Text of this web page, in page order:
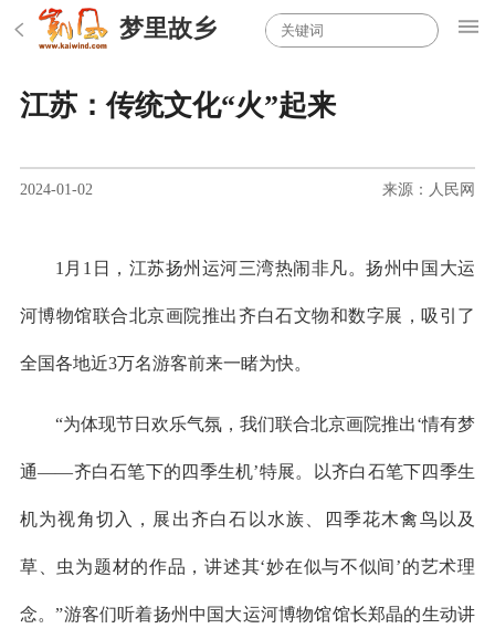
梦里故乡
江苏：传统文化“火”起来
2024-01-02 来源：人民网
1月1日，江苏扬州运河三湾热闹非凡。扬州中国大运
河博物馆联合北京画院推出齐白石文物和数字展，吸引了
全国各地近3万名游客前来一睹为快。
“为体现节日欢乐气氛，我们联合北京画院推出‘情有梦
通——齐白石笔下的四季生机’特展。以齐白石笔下四季生
机为视角切入，展出齐白石以水族、四季花木禽鸟以及
草、虫为题材的作品，讲述其‘妙在似与不似间’的艺术理
念。”游客们听着扬州中国大运河博物馆馆长郑晶的生动讲